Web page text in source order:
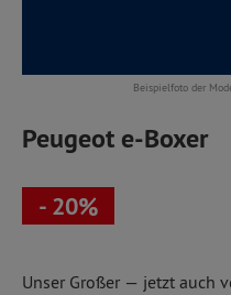
Beispielfoto der
Peugeot e-Boxer
- 20%
Unser Großer — jetzt auch